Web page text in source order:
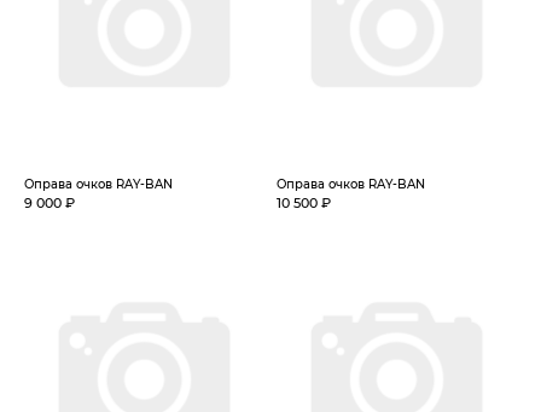
Оправа очков RAY-BAN
9 000 ₽
Оправа очков RAY-BAN
10 500 ₽